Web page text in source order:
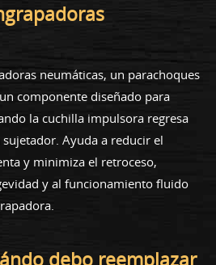
neumáticas, un parachoques
componente diseñado para
la cuchilla impulsora regresa
Ayuda a reducir el
y minimiza el retroceso,
y al funcionamiento fluido
debo reemplazar